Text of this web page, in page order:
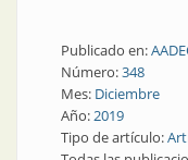
Publicado en:
Número:348
Mes: Diciembre
Año:2019
Tipo de artículo: